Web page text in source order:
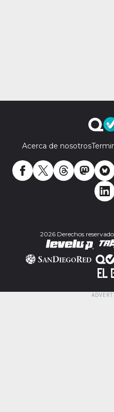
Acerca de nosotros
2026 Derechos